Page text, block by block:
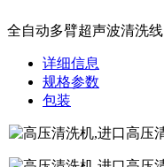
全自动多臂超声波清洗线
详细信息
规格参数
包装